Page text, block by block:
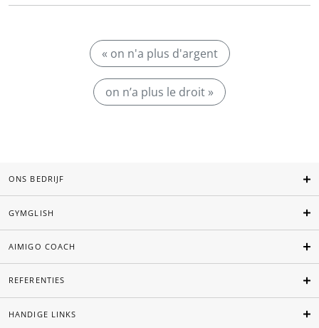
« on n'a plus d'argent
on n’a plus le droit »
ONS BEDRIJF
GYMGLISH
AIMIGO COACH
REFERENTIES
HANDIGE LINKS